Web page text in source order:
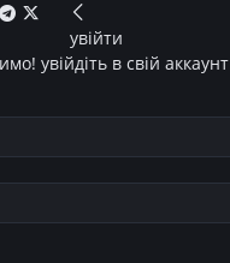
увійти
увійдіть в свій аккаунт